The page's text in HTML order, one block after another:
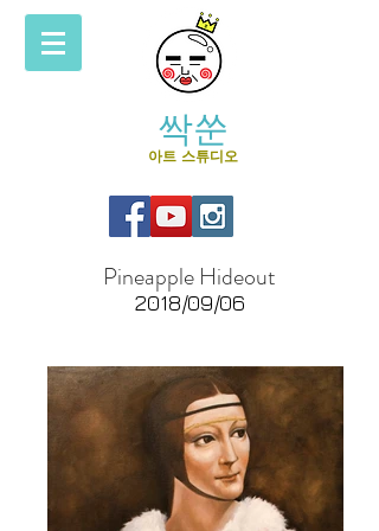
싹쑨
아트 스튜디오
Pineapple Hideout
2018/09/06